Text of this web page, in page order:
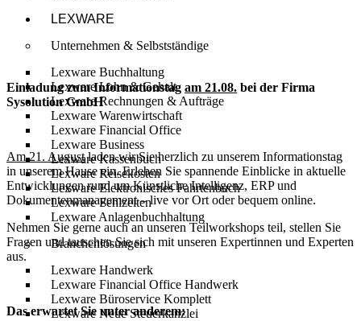
LEXWARE
Unternehmen & Selbstständige
Lexware Buchhaltung
Lexware Lohn & Gehalt
Lexware Rechnungen & Aufträge
Lexware Warenwirtschaft
Lexware Financial Office
Lexware Business
Lexware Kassenbuch
Lexware Reisekosten
Lexware Elektronisches Fahrtenbuch
Lexware Fehlzeiten
Lexware Anlagenbuchhaltung
Branchenlösungen
Lexware Handwerk
Lexware Financial Office Handwerk
Lexware Büroservice Komplett
Lexware Neue Steuerkanzlei
Einladung zum Informationstag am 21.08. bei der Firma
Sysolution GmbH
Am 21. Augustladen wir Sie herzlich zu unserem Informationstag
in unserem Hause ein. Erleben Sie spannende Einblicke in aktuelle
Entwicklungen rund um Künstliche Intelligenz, ERP und
Dokumentenmanagement – live vor Ort oder bequem online.
Nehmen Sie gerne auch an unseren Teilworkshops teil, stellen Sie
Fragen und tauschen Sie sich mit unseren Expertinnen und Experten
aus.
Das erwartet Sie unter anderem: